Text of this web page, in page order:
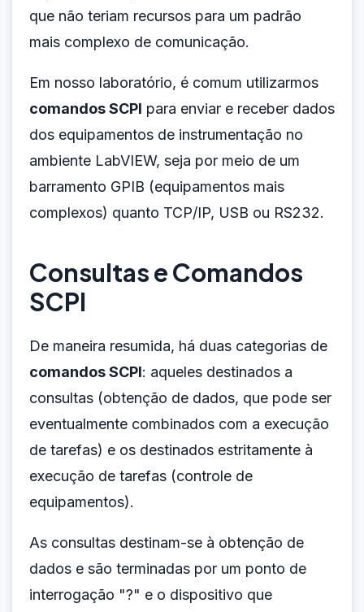
que não teriam recursos para um padrão
mais complexo de comunicação.
Em nosso laboratório, é comum utilizarmos
comandos SCPI para enviar e receber dados
dos equipamentos de instrumentação no
ambiente LabVIEW, seja por meio de um
barramento GPIB (equipamentos mais
complexos) quanto TCP/IP, USB ou RS232.
Consultas e Comandos
SCPI
De maneira resumida, há duas categorias de
comandos SCPI: aqueles destinados a
consultas (obtenção de dados, que pode ser
eventualmente combinados com a execução
de tarefas) e os destinados estritamente à
execução de tarefas (controle de
equipamentos).
As consultas destinam-se à obtenção de
dados e são terminadas por um ponto de
interrogação "?" e o dispositivo que